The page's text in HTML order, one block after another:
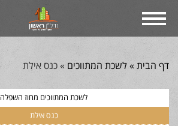
דף הבית »לשכת המתווכים »כנס אילת
לשכת המתווכים מחוז השפלה
כנס אילת